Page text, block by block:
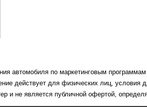
автомобиля по маркетинговым
действует для физических лиц,
и не является публичной офертой,